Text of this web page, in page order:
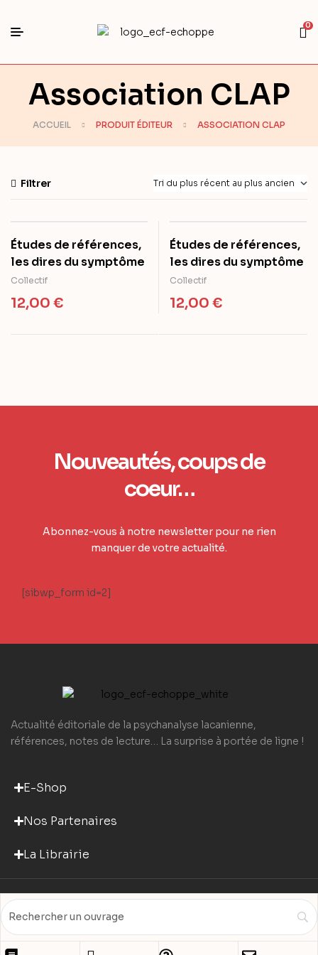
0
Association CLAP
ACCUEIL PRODUIT ÉDITEUR ASSOCIATION CLAP
Filtrer
Études de références,
les dires du symptôme
Collectif
12,00 €
Études de références,
les dires du symptôme
Collectif
12,00 €
Nouveautés, coups de
coeur…
Abonnez-vous à notre newsletter pour ne rien
manquer de votre actualité.
[sibwp_form id=2]
Actualité éditoriale de la psychanalyse lacanienne,
références, notes de lecture… La surprise à portée de ligne !
E-Shop
Nos Partenaires
La Librairie
© 2025 ECF Echoppe –Mentions légales– Design byPUSH IT UP